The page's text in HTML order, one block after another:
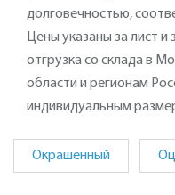
долговечностью,
Цены указаны за лист
отгрузка со склада в
области и регионам
индивидуальным
Окрашенный